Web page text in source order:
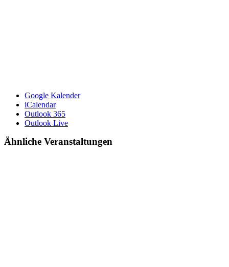
Google Kalender
iCalendar
Outlook 365
Outlook Live
Ähnliche Veranstaltungen